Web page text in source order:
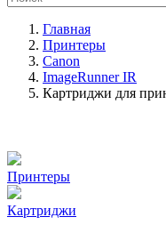
Главная
Принтеры
Canon
ImageRunner IR
Картриджи для
Принтеры
Картриджи